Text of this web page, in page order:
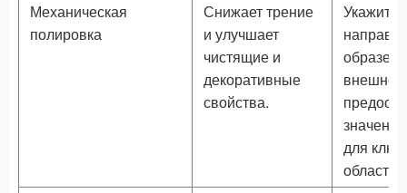
Механическая
полировка
Снижает трение
и улучшает
чистящие и
декоративные
свойства.
Укажите
образец
для